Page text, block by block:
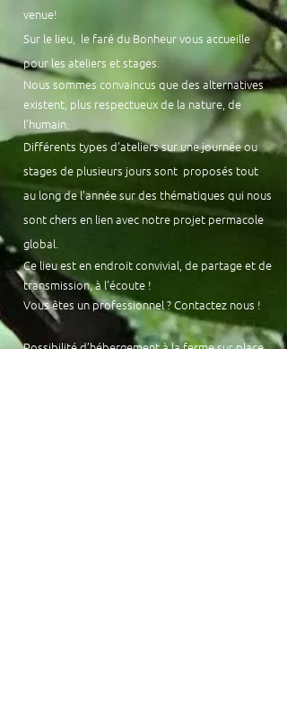
venue!
Sur le lieu, le faré du Bonheur vous accueille
pour les ateliers et stages.
Nous sommes convaincus que des alternatives
existent, plus respectueux de la nature, de
l’humain.
Différents types d’ateliers sur une journée ou
stages de plusieurs jours sont proposés tout
au long de l’année sur des thématiques qui nous
sont chers en lien avec notre projet permacole
global.
Ce lieu est en endroit convivial, de partage et de
transmission, à l’écoute !
Vous êtes un professionnel ? Contactez nous !
Possibilité d’hébergement à la ferme sur place